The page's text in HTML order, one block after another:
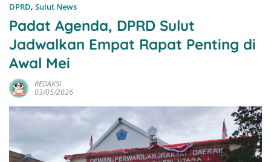
DPRD, Sulut News
Padat Agenda, DPRD Sulut
Jadwalkan Empat Rapat Penting di
Awal Mei
REDAKSI
03/05/2026